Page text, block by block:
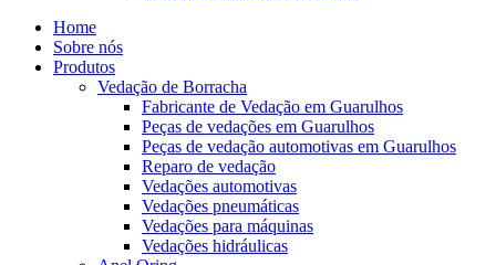
Home
Sobre nós
Produtos
Vedação de Borracha
Fabricante de Vedação em Guarulhos
Peças de vedações em Guarulhos
Peças de vedação automotivas em Guarulhos
Reparo de vedação
Vedações automotivas
Vedações pneumáticas
Vedações para máquinas
Vedações hidráulicas